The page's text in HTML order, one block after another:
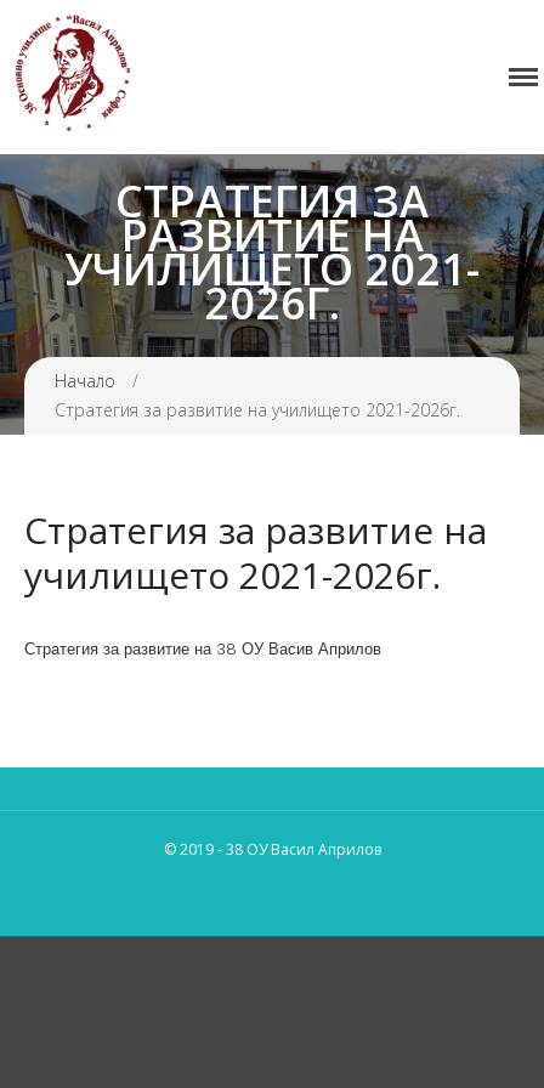
Нормативна уредба
Прием
Проекти и дейности
Седмично разписание
Галерия
Контакти
СТРАТЕГИЯ ЗА
РАЗВИТИЕ НА
УЧИЛИЩЕТО 2021-
2026Г.
Начало
/
Стратегия за развитие на училището 2021-2026г.
Стратегия за развитие на
училището 2021-2026г.
Стратегия за развитие на 38 ОУ Васив Априлов
© 2019 - 38 ОУ Васил Априлов